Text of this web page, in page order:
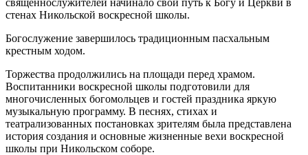
стенах Никольской воскресной школы.
Богослужение завершилось традиционным пасхальным
крестным ходом.
Торжества продолжились на площади перед храмом.
Воспитанники воскресной школы подготовили для
многочисленных богомольцев и гостей праздника яркую
музыкальную программу. В песнях, стихах и
театрализованных постановках зрителям была представлена
история создания и основные жизненные вехи воскресной
школы при Никольском соборе.